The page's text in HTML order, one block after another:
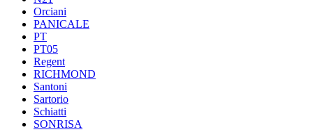
Orciani
PANICALE
PT
PT05
Regent
RICHMOND
Santoni
Sartorio
Schiatti
SONRISA